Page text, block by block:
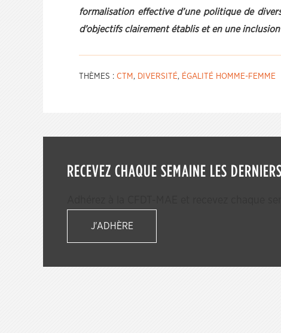
formalisation effective d’une politique de
d’objectifs clairement établis et en une
THÈMES : CTM , DIVERSITÉ, ÉGALITÉ HOMME-FEMME
RECEVEZ CHAQUE SEMAINE LES
J'ADHÈRE